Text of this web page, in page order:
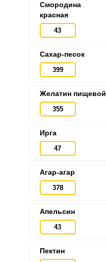
Смородина
красная
43
Сахар-песок
399
Желатин пищевой
355
Ирга
47
Агар-агар
378
Апельсин
43
Пектин